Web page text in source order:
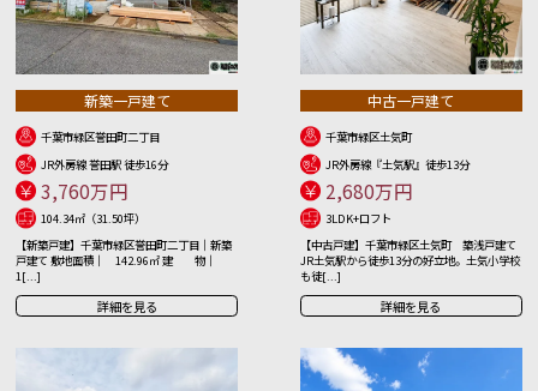
新築一戸建て
千葉市緑区誉田町二丁目
JR外房線 誉田駅 徒歩16分
3,760万円
104.34㎡（31.50坪）
【新築戸建】千葉市緑区誉田町二丁目｜新築
戸建て 敷地面積｜ 142.96㎡ 建 物｜
1[...]
詳細を見る
中古一戸建て
千葉市緑区土気町
JR外房線『土気駅』徒歩13分
2,680万円
3LDK+ロフト
【中古戸建】千葉市緑区土気町 築浅戸建て
JR土気駅から徒歩13分の好立地。土気小学校
も徒[...]
詳細を見る